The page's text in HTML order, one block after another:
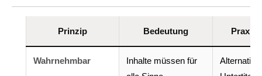
Prinzip Bedeutung
Wahrnehmbar
Inhalte müssen für